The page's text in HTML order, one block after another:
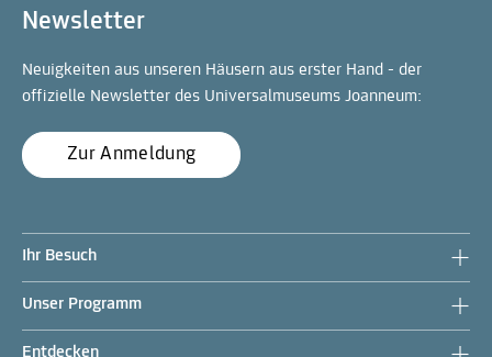
Newsletter
Neuigkeiten aus unseren Häusern aus erster Hand - der
offizielle Newsletter des Universalmuseums Joanneum:
Zur Anmeldung
Ihr Besuch
Unser Programm
Entdecken